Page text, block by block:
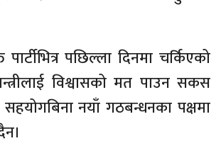
पछिल्ला दिनमा चर्किएको
विश्वासको मत पाउन सकस
सहयोगबिना नयाँ गठबन्धनका पक्षमा